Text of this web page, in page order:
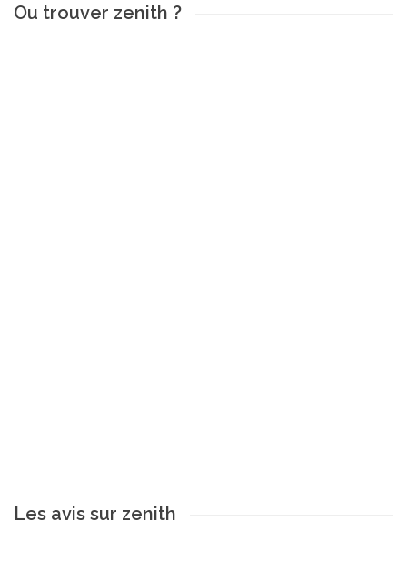
Ou trouver zenith ?
Les avis sur zenith